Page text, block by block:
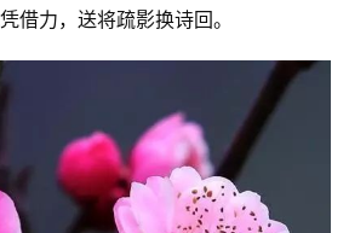
借力，送将疏影换诗回。